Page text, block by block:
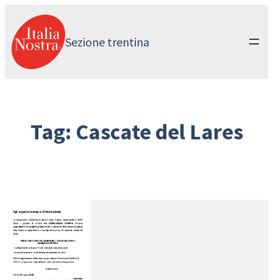
contenuto
Sezione trentina
Tag: Cascate del Lares